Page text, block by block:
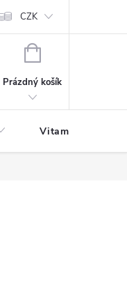
Formulář pro odstoupení od
CZK
NÁKUPNÍ
Prázdný košík
Vitamíny a